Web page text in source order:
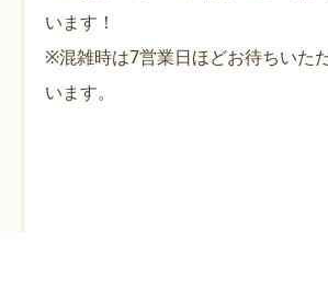
います！
※混雑時は7営業日ほどお待ちいた
います。